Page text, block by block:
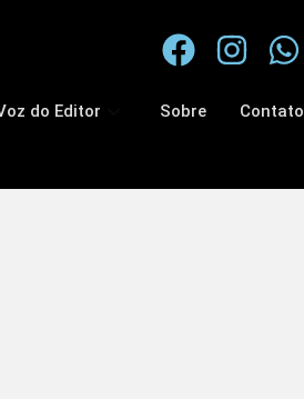
do Editor Sobre Contato